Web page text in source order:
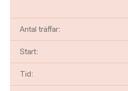
Antal träffar:
Start:
Tid: